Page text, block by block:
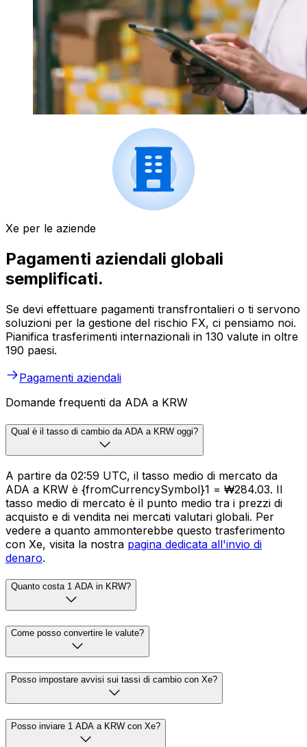
Xe per le aziende
Pagamenti aziendali globali
semplificati.
Se devi effettuare pagamenti transfrontalieri o ti servono
soluzioni per la gestione del rischio FX, ci pensiamo noi.
Pianifica trasferimenti internazionali in 130 valute in oltre
190 paesi.
Pagamenti aziendali
Domande frequenti da ADA a KRW
Qual è il tasso di cambio da ADA a KRW oggi?
A partire da 02:59 UTC, il tasso medio di mercato da
ADA a KRW è {fromCurrencySymbol}1 = ₩284.03. Il
tasso medio di mercato è il punto medio tra i prezzi di
acquisto e di vendita nei mercati valutari globali. Per
vedere a quanto ammonterebbe questo trasferimento
con Xe, visita la nostra pagina dedicata all'invio di
denaro.
Quanto costa 1 ADA in KRW?
Come posso convertire le valute?
Posso impostare avvisi sui tassi di cambio con Xe?
Posso inviare 1 ADA a KRW con Xe?